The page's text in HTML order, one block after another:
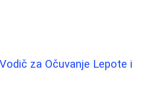
za Očuvanje Lepote i